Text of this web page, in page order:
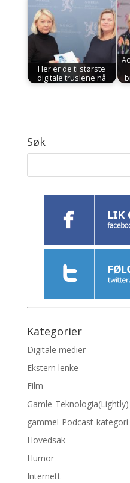
Her er de ti største
digitale truslene nå
Søk
Kategorier
Digitale medier
Ekstern lenke
Film
Gamle-Teknologia(Lightly)
gammel-Podcast-kategori
Hovedsak
Humor
Internett